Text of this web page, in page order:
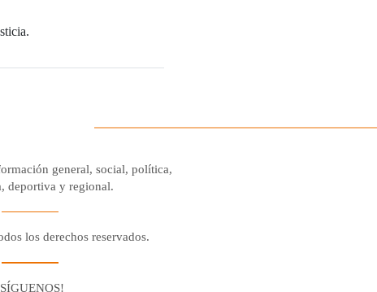
general, social, política,
deportiva y regional.
los derechos reservados.